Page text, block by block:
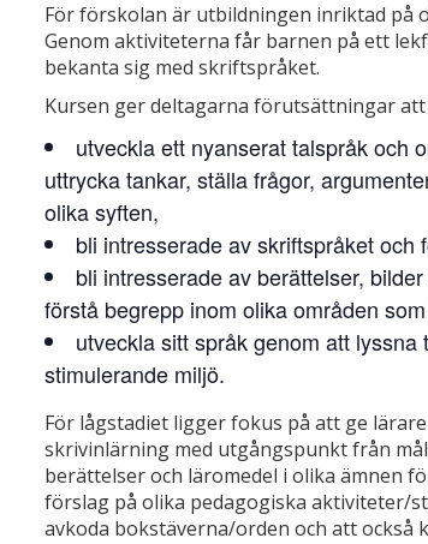
För förskolan är utbildningen inriktad på
Genom aktiviteterna får barnen på ett
bekanta sig med skriftspråket.
Kursen ger deltagarna förutsättningar
utveckla ett nyanserat talspråk och
uttrycka tankar, ställa frågor,
olika syften,
bli intresserade av skriftspråket och
bli intresserade av berättelser,
förstå begrepp inom olika områden
utveckla sitt språk genom att
stimulerande miljö.
För lågstadiet ligger fokus på att ge
skrivinlärning med utgångspunkt från
berättelser och läromedel i olika ämnen
förslag på olika pedagogiska aktiviteter/
avkoda bokstäverna/orden och att också